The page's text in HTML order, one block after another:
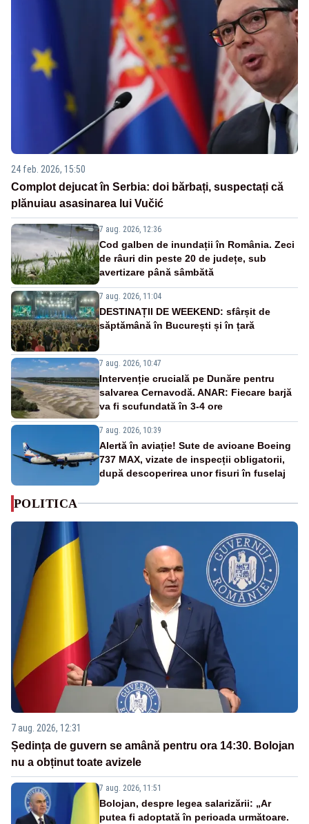
24 feb. 2026, 15:50
Complot dejucat în Serbia: doi bărbați, suspectați că
plănuiau asasinarea lui Vučić
7 aug. 2026, 12:36
Cod galben de inundații în România. Zeci
de râuri din peste 20 de județe, sub
avertizare până sâmbătă
7 aug. 2026, 11:04
DESTINAȚII DE WEEKEND: sfârșit de
săptămână în București și în țară
7 aug. 2026, 10:47
Intervenție crucială pe Dunăre pentru
salvarea Cernavodă. ANAR: Fiecare barjă
va fi scufundată în 3-4 ore
7 aug. 2026, 10:39
Alertă în aviație! Sute de avioane Boeing
737 MAX, vizate de inspecții obligatorii,
după descoperirea unor fisuri în fuselaj
POLITICA
7 aug. 2026, 12:31
Ședința de guvern se amână pentru ora 14:30. Bolojan
nu a obținut toate avizele
7 aug. 2026, 11:51
Bolojan, despre legea salarizării: „Ar
putea fi adoptată în perioada următoare.